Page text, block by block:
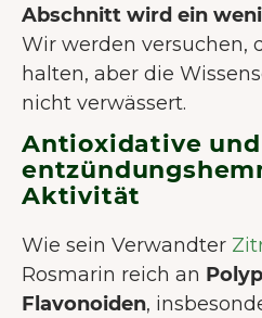
Abschnitt wird ein
Wir werden versuchen,
halten, aber die
nicht verwässert.
Antioxidative und
Aktivität
Wie sein Verwandter
Rosmarin reich an
Flavonoiden,